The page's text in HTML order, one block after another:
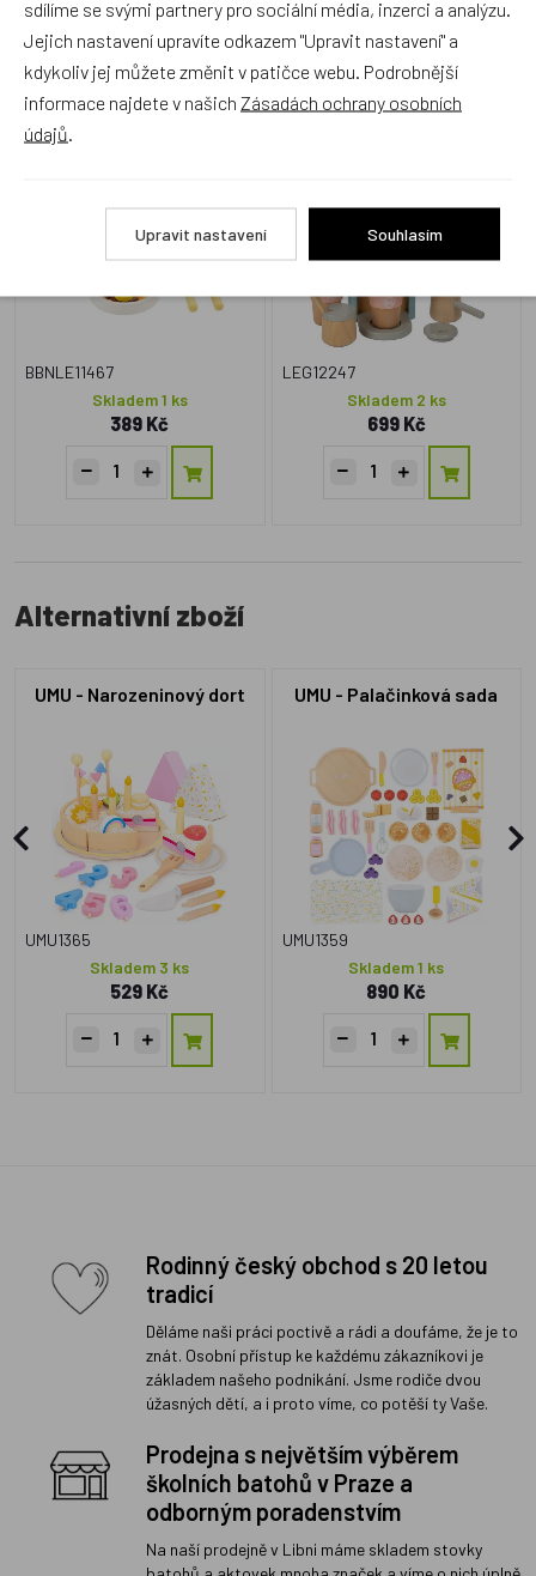
Zboží se stejným motivem
Small Foot Set na přípravu
BBNLE11467
Skladem 1 ks
389 Kč
LEG12247
Skladem 2 ks
699 Kč
Alternativní zboží
UMU - Narozeninový dort
UMU1365
Skladem 3 ks
529 Kč
UMU - Palačinková sada
UMU1359
Skladem 1 ks
890 Kč
Rodinný český obchod s 20 letou
tradicí
Děláme naši práci poctivě a rádi a doufáme, že je to
znát. Osobní přístup ke každému zákazníkovi je
základem našeho podnikání. Jsme rodiče dvou
úžasných dětí, a i proto víme, co potěší ty Vaše.
Prodejna s největším výběrem
školních batohů v Praze a
odborným poradenstvím
Na naší prodejně v Libni máme skladem stovky
sdílíme se svými partnery pro sociální média, inzerci a analýzu.
Jejich nastavení upravíte odkazem "Upravit nastavení" a
kdykoliv jej můžete změnit v patičce webu. Podrobnější
informace najdete v našich Zásadách ochrany osobních
údajů
Upravit nastavení Souhlasím